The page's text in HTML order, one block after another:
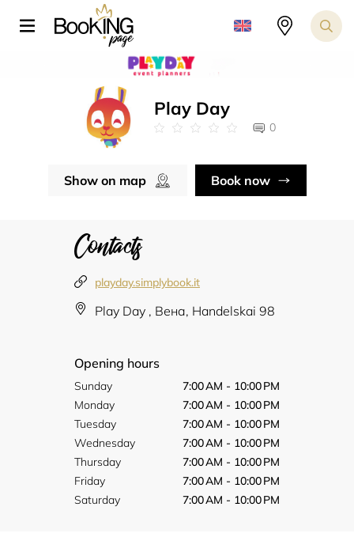
Play Day
0
Show on map Book now
Contacts
playday.simplybook.it
Play Day , Вена, Handelskai 98
Opening hours
Sunday
7:00 AM - 10:00 PM
Monday
7:00 AM - 10:00 PM
Tuesday
7:00 AM - 10:00 PM
Wednesday
7:00 AM - 10:00 PM
Thursday
7:00 AM - 10:00 PM
Friday
7:00 AM - 10:00 PM
Saturday
7:00 AM - 10:00 PM